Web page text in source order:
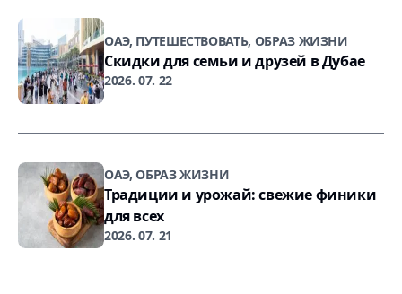
ОАЭ, ПУТЕШЕСТВОВАТЬ, ОБРАЗ ЖИЗНИ
Скидки для семьи и друзей в Дубае
2026. 07. 22
ОАЭ, ОБРАЗ ЖИЗНИ
Традиции и урожай: свежие финики
для всех
2026. 07. 21